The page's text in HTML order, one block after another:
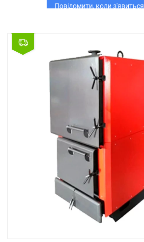
Повідомити, коли з'явиться